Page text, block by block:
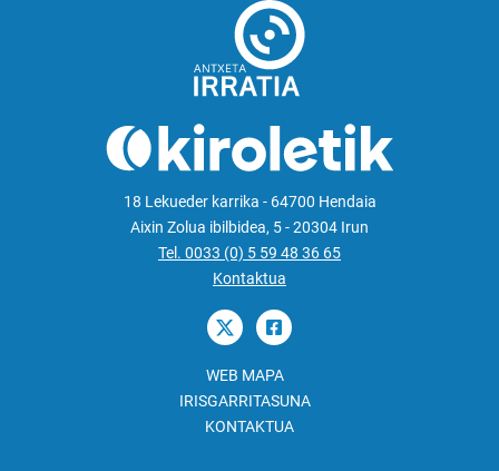
18 Lekueder karrika - 64700 Hendaia
Aixin Zolua ibilbidea, 5 - 20304 Irun
Tel. 0033 (0) 5 59 48 36 65
Kontaktua
WEB MAPA
IRISGARRITASUNA
KONTAKTUA